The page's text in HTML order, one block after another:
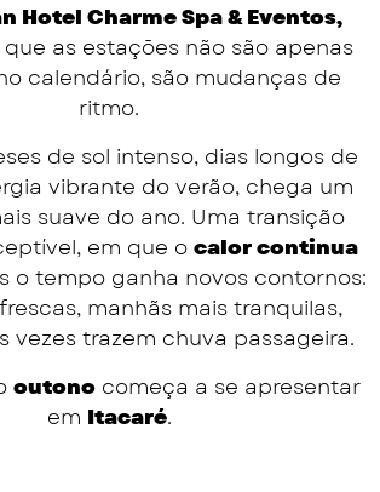
Hotel Charme Spa & Eventos,
as estações não são apenas
calendário, são mudanças de
ritmo.
de sol intenso, dias longos de
vibrante do verão, chega um
suave do ano. Uma transição
em que o calor continua
o tempo ganha novos contornos:
manhãs mais tranquilas,
vezes trazem chuva passageira.
outono começa a se apresentar
em Itacaré.